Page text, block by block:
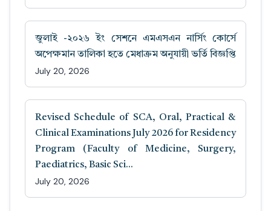
জুলাই -২০২৬ ইং সেশনে এমএসএন নার্সিং কোর্সে
অপেক্ষমান তালিকা হতে মেধাক্রম অনুযায়ী ভর্তি বিজ্ঞপ্তি
July 20, 2026
Revised Schedule of SCA, Oral, Practical &
Clinical Examinations July 2026 for Residency
Program (Faculty of Medicine, Surgery,
Paediatrics, Basic Sci...
July 20, 2026